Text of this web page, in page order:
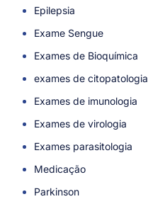
Epilepsia
Exame Sengue
Exames de Bioquímica
exames de citopatologia
Exames de imunologia
Exames de virologia
Exames parasitologia
Medicação
Parkinson